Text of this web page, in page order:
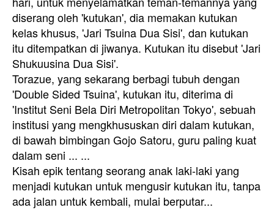
diserang oleh 'kutukan', dia memakan kutukan
kelas khusus, 'Jari Tsuina Dua Sisi', dan kutukan
itu ditempatkan di jiwanya. Kutukan itu disebut 'Jari
Shukuusina Dua Sisi'.
Torazue, yang sekarang berbagi tubuh dengan
'Double Sided Tsuina', kutukan itu, diterima di
'Institut Seni Bela Diri Metropolitan Tokyo', sebuah
institusi yang mengkhususkan diri dalam kutukan,
di bawah bimbingan Gojo Satoru, guru paling kuat
dalam seni ... ...
Kisah epik tentang seorang anak laki-laki yang
menjadi kutukan untuk mengusir kutukan itu, tanpa
ada jalan untuk kembali, mulai berputar...